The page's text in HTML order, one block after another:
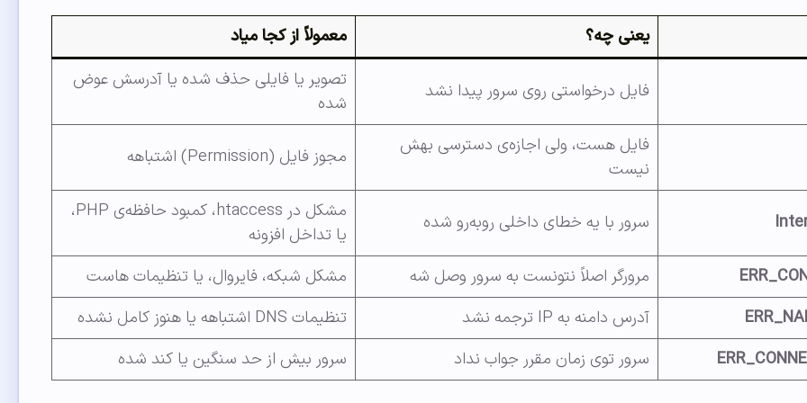
یعنی چه؟ معمولاً از کجا میاد
فایل درخواستی روی سرور پیدا نشد
تصویر یا فایلی حذف شده یا آدرسش عوض
شده
فایل هست، ولی اجازه‌ی دسترسی بهش
نیست
مجوز فایل (Permission) اشتباهه
سرور با یه خطای داخلی روبه‌رو شده
مشکل در htaccess، کمبود حافظه‌ی PHP،
یا تداخل افزونه
مرورگر اصلاً نتونست به سرور وصل شه
مشکل شبکه، فایروال، یا تنظیمات هاست
آدرس دامنه به IP ترجمه نشد
تنظیمات DNS اشتباهه یا هنوز کامل نشده
سرور توی زمان مقرر جواب نداد سرور بیش از حد سنگین یا کند شده